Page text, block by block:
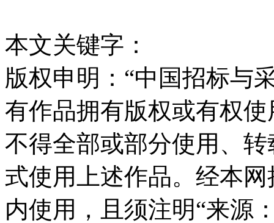
本文关键字：
版权申明：“中国招标与
有作品拥有版权或有权
不得全部或部分使用、
式使用上述作品。经本
内使用，且须注明“来源